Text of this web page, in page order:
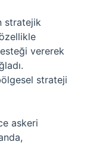
stratejik
vererek
strateji
askeri